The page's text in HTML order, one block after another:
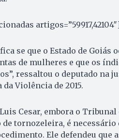
se que o Estado de Goiás
de mulheres e que os
ressaltou o deputado na
da Violência de 2015.
Cesar, embora o
de tornozeleira, é
Ele defendeu que